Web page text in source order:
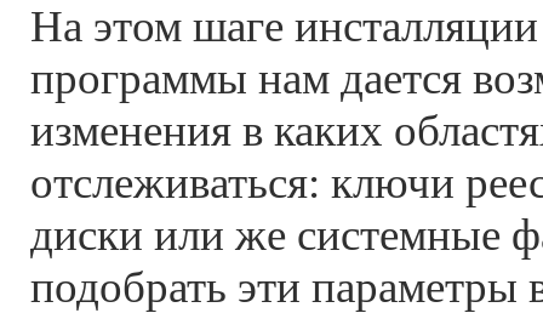
На этом шаге
программы нам дается
изменения в каких
отслеживаться: ключи
диски или же системные
подобрать эти